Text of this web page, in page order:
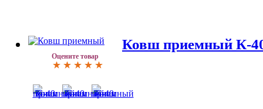
Оцените товар
Ковш приемный К-